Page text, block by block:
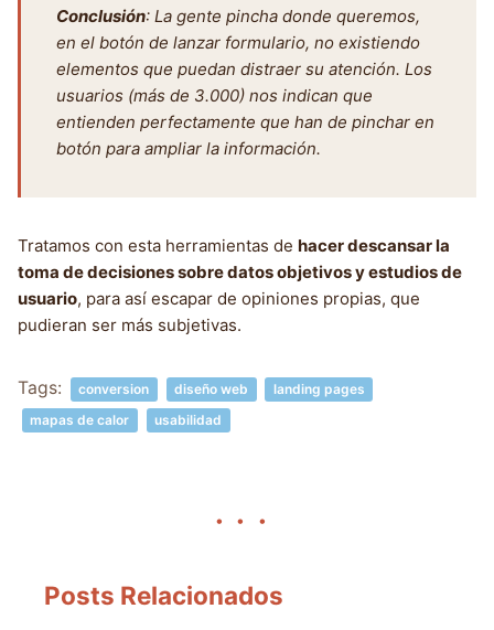
Conclusión: La gente pincha donde queremos,
en el botón de lanzar formulario, no existiendo
elementos que puedan distraer su atención. Los
usuarios (más de 3.000) nos indican que
entienden perfectamente que han de pinchar en
botón para ampliar la información.
Tratamos con esta herramientas de hacer descansar la
toma de decisiones sobre datos objetivos y estudios de
usuario, para así escapar de opiniones propias, que
pudieran ser más subjetivas.
Tags: conversion diseño web
landing pages
mapas de calor
usabilidad
Posts Relacionados